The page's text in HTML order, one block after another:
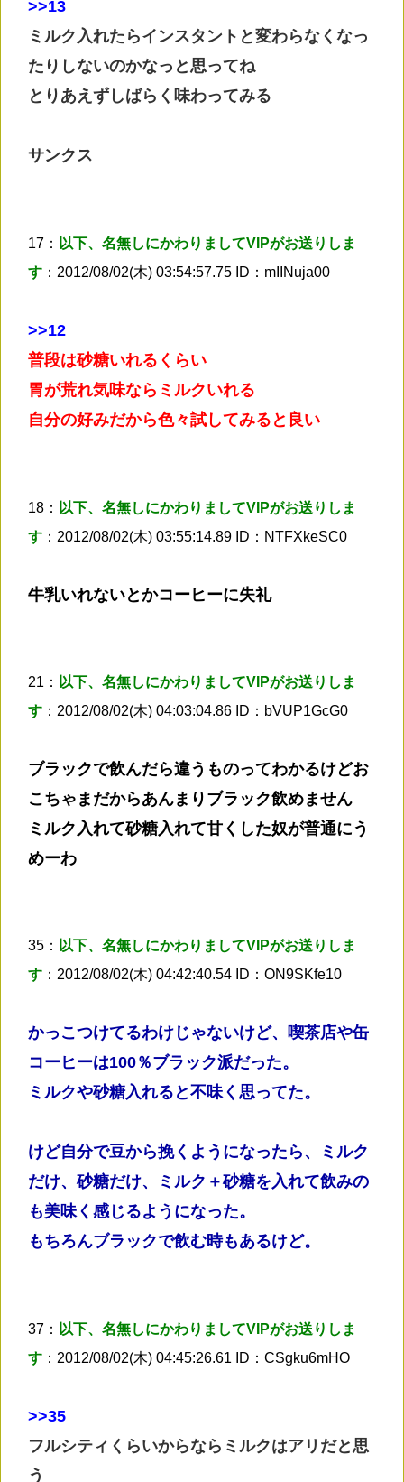
>>13
ミルク入れたらインスタントと変わらなくなっ
たりしないのかなっと思ってね
とりあえずしばらく味わってみる
サンクス
17： 以下、名無しにかわりましてVIPがお送りしま
す ：2012/08/02(木) 03:54:57.75 ID：mIINuja00
>>12
普段は砂糖いれるくらい
胃が荒れ気味ならミルクいれる
自分の好みだから色々試してみると良い
18： 以下、名無しにかわりましてVIPがお送りしま
す ：2012/08/02(木) 03:55:14.89 ID：NTFXkeSC0
牛乳いれないとかコーヒーに失礼
21： 以下、名無しにかわりましてVIPがお送りしま
す ：2012/08/02(木) 04:03:04.86 ID：bVUP1GcG0
ブラックで飲んだら違うものってわかるけどお
こちゃまだからあんまりブラック飲めません
ミルク入れて砂糖入れて甘くした奴が普通にう
めーわ
35： 以下、名無しにかわりましてVIPがお送りしま
す ：2012/08/02(木) 04:42:40.54 ID：ON9SKfe10
かっこつけてるわけじゃないけど、喫茶店や缶
コーヒーは100％ブラック派だった。
ミルクや砂糖入れると不味く思ってた。
けど自分で豆から挽くようになったら、ミルク
だけ、砂糖だけ、ミルク＋砂糖を入れて飲みの
も美味く感じるようになった。
もちろんブラックで飲む時もあるけど。
37： 以下、名無しにかわりましてVIPがお送りしま
す ：2012/08/02(木) 04:45:26.61 ID：CSgku6mHO
>>35
フルシティくらいからならミルクはアリだと思
う